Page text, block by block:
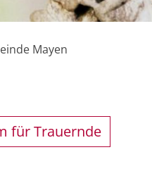
Mayen
für Trauernde